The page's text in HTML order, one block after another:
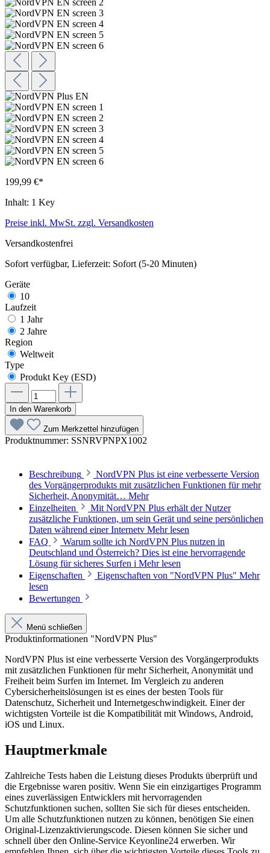
199,99 €*
Inhalt: 1 Key
Preise inkl. MwSt. zzgl. Versandkosten
Versandkostenfrei
Sofort verfügbar, Lieferzeit: Sofort (5-20 Minuten)
Geräte
10
Laufzeit
1 Jahr
2 Jahre
Region
Weltweit
Type
Produkt Key (ESD)
In den Warenkorb
Zum Merkzettel hinzufügen
Produktnummer: SSNRVPNPX1002
Beschreibung
NordVPN Plus ist eine verbesserte Version
des Vorgängerprodukts mit zusätzlichen Funktionen für mehr
Sicherheit, Anonymität… Mehr
Einzelheiten
Mit NordVPN Plus erhält der Nutzer
zusätzliche Funktionen, um sein Gerät und seine persönlichen
Daten während einer Internetv Mehr lesen
FAQ
Warum sollte ich NordVPN Plus nutzen in
Deutschland und Österreich? Dies ist eine hervorragende
Lösung für sicheres Surfen i Mehr lesen
Eigenschaften
Eigenschaften von "NordVPN Plus" Mehr
lesen
Bewertungen
Menü schließen
Produktinformationen "NordVPN Plus"
NordVPN Plus ist eine verbesserte Version des Vorgängerprodukts
mit zusätzlichen Funktionen für mehr Sicherheit, Anonymität und
Freiheit beim Surfen im Internet. Im Vergleich zu anderen
Cybersicherheitslösungen ist es eines der besten Tools für
Datenschutz, Sicherheit und Internetgeschwindigkeit. Einer der
wichtigsten Vorteile ist die Kompatibilität mit Windows, Android,
iOS und Linux.
Hauptmerkmale
Zahlreiche Tests haben die Leistung dieses Produkts überprüft und
die Ergebnisse waren positiv. Wenn Sie ein einzigartiges Programm
eines zuverlässigen Entwicklers mit hervorragenden
Schutzfunktionen suchen, sollten Sie sich für dieses entscheiden.
Um alle Schutzfunktionen nutzen zu können, benötigen Sie einen
Original-Lizenzaktivierungscode. Diesen können Sie sicher und
schnell über den Online-Service Keyonline24 erwerben. Wir